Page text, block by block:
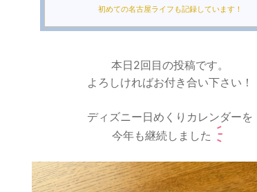
初めての名古屋ライフも記録しています！
本日2回目の投稿です。
よろしければお付き合い下さい！
ディズニー日めくりカレンダーを
今年も継続しました